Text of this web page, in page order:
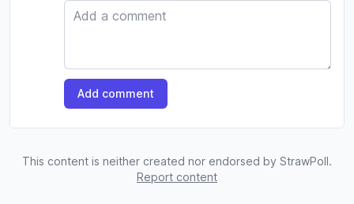
Comment
Add comment
This content is neither created nor endorsed by StrawPoll.
Report content